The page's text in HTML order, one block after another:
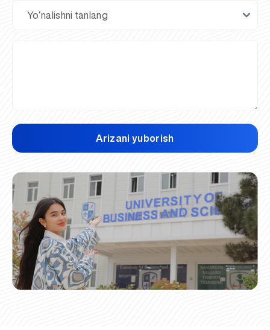
Arizani yuborish